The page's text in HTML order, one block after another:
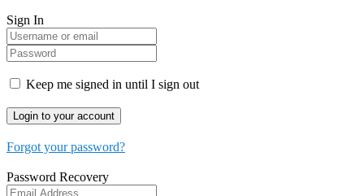
Sign In
Keep me signed in until I sign out
Forgot your password?
Password Recovery